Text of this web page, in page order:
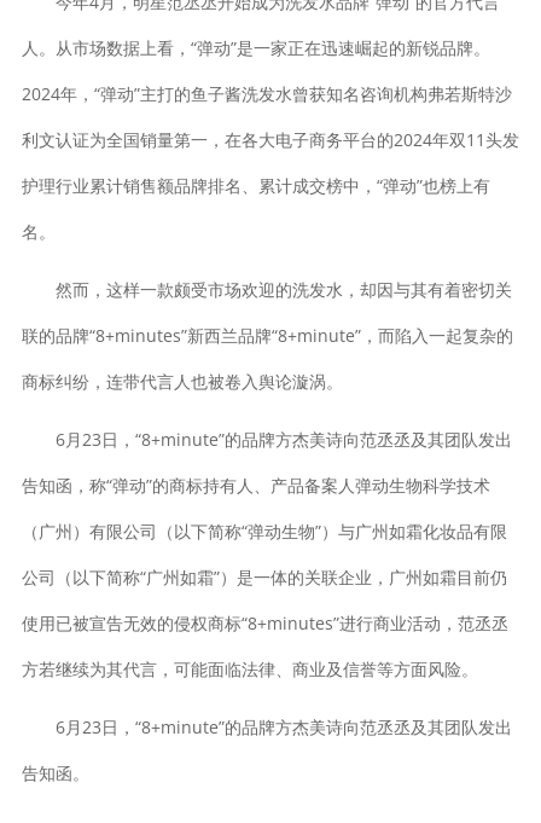
人。从市场数据上看，“弹动”是一家正在迅速崛起的新锐品牌。
2024年，“弹动”主打的鱼子酱洗发水曾获知名咨询机构弗若斯特沙
利文认证为全国销量第一，在各大电子商务平台的2024年双11头发
护理行业累计销售额品牌排名、累计成交榜中，“弹动”也榜上有
名。
然而，这样一款颇受市场欢迎的洗发水，却因与其有着密切关
联的品牌“8+minutes”新西兰品牌“8+minute”，而陷入一起复杂的
商标纠纷，连带代言人也被卷入舆论漩涡。
6月23日，“8+minute”的品牌方杰美诗向范丞丞及其团队发出
告知函，称“弹动”的商标持有人、产品备案人弹动生物科学技术
（广州）有限公司（以下简称“弹动生物”）与广州如霜化妆品有限
公司（以下简称“广州如霜”）是一体的关联企业，广州如霜目前仍
使用已被宣告无效的侵权商标“8+minutes”进行商业活动，范丞丞
方若继续为其代言，可能面临法律、商业及信誉等方面风险。
6月23日，“8+minute”的品牌方杰美诗向范丞丞及其团队发出
告知函。